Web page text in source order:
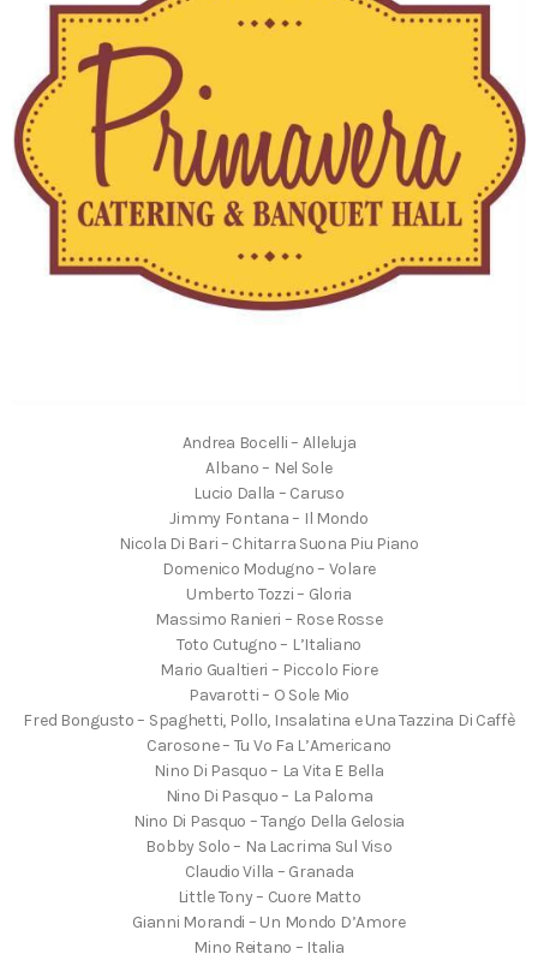
Andrea Bocelli – Alleluja
Albano – Nel Sole
Lucio Dalla – Caruso
Jimmy Fontana – Il Mondo
Nicola Di Bari – Chitarra Suona Piu Piano
Domenico Modugno – Volare
Umberto Tozzi – Gloria
Massimo Ranieri – Rose Rosse
Toto Cutugno – L’Italiano
Mario Gualtieri – Piccolo Fiore
Pavarotti – O Sole Mio
Fred Bongusto – Spaghetti, Pollo, Insalatina e Una Tazzina Di Caffè
Carosone – Tu Vo Fa L’Americano
Nino Di Pasquo – La Vita E Bella
Nino Di Pasquo – La Paloma
Nino Di Pasquo – Tango Della Gelosia
Bobby Solo – Na Lacrima Sul Viso
Claudio Villa – Granada
Little Tony – Cuore Matto
Gianni Morandi – Un Mondo D’Amore
Mino Reitano – Italia